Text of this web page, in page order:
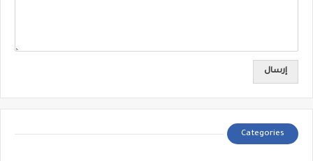
Categories